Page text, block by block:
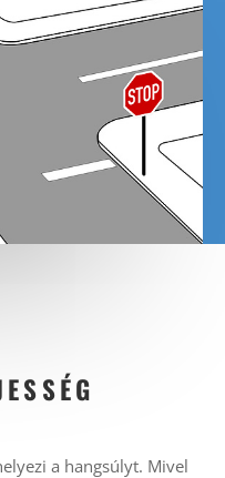
a hangsúlyt. Mivel